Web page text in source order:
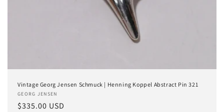
Vintage Georg Jensen Schmuck | Henning Koppel Abstract Pin 321
Anbieter:
GEORG JENSEN
Normaler
$335.00 USD